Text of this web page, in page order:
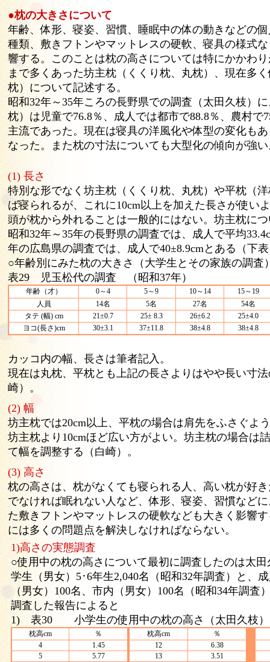
●枕の大きさについて
年齢、体形、寝姿、習慣、睡眠中の体の動きなどの
種類、敷きフトンやマットレスの硬軟、寝具の様式
響する。このことは枕の高さについては特にかかわ
まで多くあった坊主枕（くくり枕、丸枕）、現在多
枕）について記述する。
昭和32年～35年ころの長野県での調査（太田久枝）
枕）は児童で76.8％、成人では都市で88.8％、農村で
主流であった。現在は寝具の洋風化や体型の変化も
なった。また枕の寸法についても大型化の傾向が強
(1) 長さ
特別な形でなく坊主枕（くくり枕、丸枕）や平枕（
ば寝られるが、これに10cm以上を加えた長さが使い
頭が枕から外れることは一般的にはない。坊主枕に
昭和32年～35年の長野県の調査では、成人で平均
年の広島県の調査では、成人で40±8.9cmとある（下
○年齢別にみた枕の大きさ（大学生とその家族の調査
表29 児玉松代の調査 （昭和37年）
年齢（才） 0～4 5～9 10～14
15～19
人員
14名 5名 27名
54名
タテ (幅) cm
21±0.7 25± 8.3 26±6.2
25±4.0
ヨコ(長さ)cm
30±3.1 37±11.8 38±4.8 38±4.8
カッコ内の幅、長さは筆者記入。
現在は丸枕、平枕とも上記の長さよりはやや長い寸
崎）。
(2) 幅
坊主枕では20cm以上、平枕の場合は肩先をふさぐよ
坊主枕より10cmほど広い方がよい。坊主枕の場合は
て幅を調整する（白崎）。
(3) 高さ
枕の高さは、枕がなくても寝られる人、高い枕が好
でなければ眠れない人など、体形、寝姿、習慣など
た敷きフトンやマットレスの硬軟なども大きく影響
には多くの問題点を解決しなければならない。
1)高さの実態調査
○使用中の枕の高さについて最初に調査したのは太
学生（男女）5･6年生2,040名（昭和32年調査）と、
（男女）100名、市内（男女）100名（昭和34年調査
調査した報告によると
1) 表30 小学生の使用中の枕の高さ（太田久枝）
枕高cm ％ 枕高cm
％
4
1.45 12
6.38
5
5.77 13
3.51